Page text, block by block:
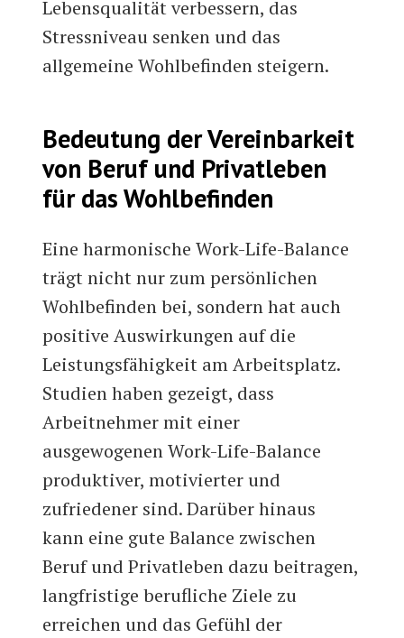
Lebensqualität verbessern, das
Stressniveau senken und das
allgemeine Wohlbefinden steigern.
Bedeutung der Vereinbarkeit
von Beruf und Privatleben
für das Wohlbefinden
Eine harmonische Work-Life-Balance
trägt nicht nur zum persönlichen
Wohlbefinden bei, sondern hat auch
positive Auswirkungen auf die
Leistungsfähigkeit am Arbeitsplatz.
Studien haben gezeigt, dass
Arbeitnehmer mit einer
ausgewogenen Work-Life-Balance
produktiver, motivierter und
zufriedener sind. Darüber hinaus
kann eine gute Balance zwischen
Beruf und Privatleben dazu beitragen,
langfristige berufliche Ziele zu
erreichen und das Gefühl der